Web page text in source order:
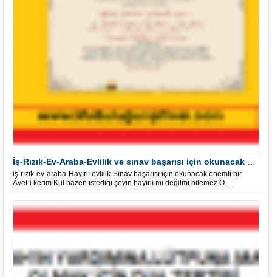
iş-rızık-ev-araba-Hayırlı evlilik-Sınav başarısı için okunacak önemli bir
Âyet-i kerim Kul bazen istediği şeyin hayırlı mı değilmi bilemez.O...